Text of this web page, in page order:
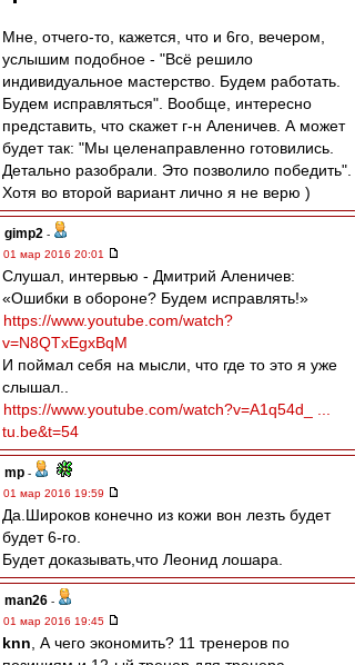
Мне, отчего-то, кажется, что и 6го, вечером,
услышим подобное - "Всё решило
индивидуальное мастерство. Будем работать.
Будем исправляться". Вообще, интересно
представить, что скажет г-н Аленичев. А может
будет так: "Мы целенаправленно готовились.
Детально разобрали. Это позволило победить".
Хотя во второй вариант лично я не верю )
gimp2 -
01 мар 2016 20:01
Слушал, интервью - Дмитрий Аленичев:
«Ошибки в обороне? Будем исправлять!»
https://www.youtube.com/watch?
v=N8QTxEgxBqM
И поймал себя на мысли, что где то это я уже
слышал..
https://www.youtube.com/watch?v=A1q54d_ ...
tu.be&t=54
mp -
01 мар 2016 19:59
Да.Широков конечно из кожи вон лезть будет
будет 6-го.
Будет доказывать,что Леонид лошара.
man26 -
01 мар 2016 19:45
knn , А чего экономить? 11 тренеров по